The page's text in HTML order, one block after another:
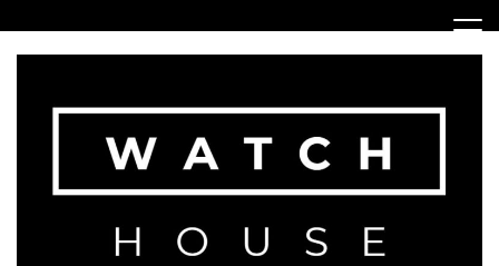
to
content